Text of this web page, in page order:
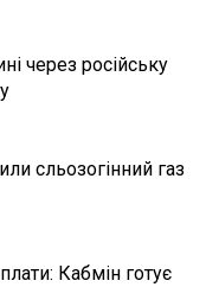
через російську
сльозогінний газ
Кабмін готує